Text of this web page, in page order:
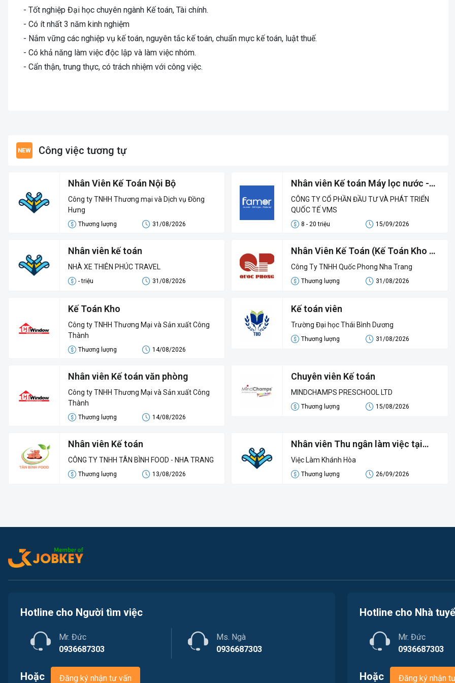
- Tốt nghiệp Đại học chuyên ngành Kế toán, Tài chính.
- Có ít nhất 3 năm kinh nghiệm
- Nắm vững các nghiệp vụ kế toán, nguyên tắc kế toán, chuẩn mực kế toán, luật thuế.
- Có khả năng làm việc độc lập và làm việc nhóm.
- Cẩn thận, trung thực, có trách nhiệm với công việc.
Công việc tương tự
Nhân Viên Kế Toán Nội Bộ
Công ty TNHH Thương mại và Dịch vụ Đồng
Hưng
Thương lượng 31/08/2026
Nhân viên Kế toán Máy lọc nước -
Lương 8 - 20 triệu
CÔNG TY CỔ PHẦN ĐẦU TƯ VÀ PHÁT TRIỂN
QUỐC TẾ VMS
8 - 20 triệu 15/09/2026
Nhân viên kế toán
NHÀ XE THIÊN PHÚC TRAVEL
- triệu 31/08/2026
Nhân Viên Kế Toán (Kế Toán Kho &
Công Nợ)
Công Ty TNHH Quốc Phong Nha Trang
Thương lượng 31/08/2026
Kế Toán Kho
Công ty TNHH Thương Mại và Sản xuất Công
Thành
Thương lượng 14/08/2026
Kế toán viên
Trường Đại học Thái Bình Dương
Thương lượng 31/08/2026
Nhân viên Kế toán văn phòng
Công ty TNHH Thương Mại và Sản xuất Công
Thành
Thương lượng 14/08/2026
Chuyên viên Kế toán
MINDCHAMPS PRESCHOOL LTD
Thương lượng 15/08/2026
Nhân viên Kế toán
CÔNG TY TNHH TÂN BÌNH FOOD - NHA TRANG
Thương lượng 13/08/2026
Nhân viên Thu ngân làm việc tại
Nha Trang
Việc Làm Khánh Hòa
Thương lượng 26/09/2026
Hotline cho Người tìm việc
Mr. Đức
0936687303
Ms. Ngà
0936687303
Hoặc Đăng ký nhận tư vấn
Hotline cho Nhà
Mr. Đức
0936687303
Hoặc Đăng ký nhận